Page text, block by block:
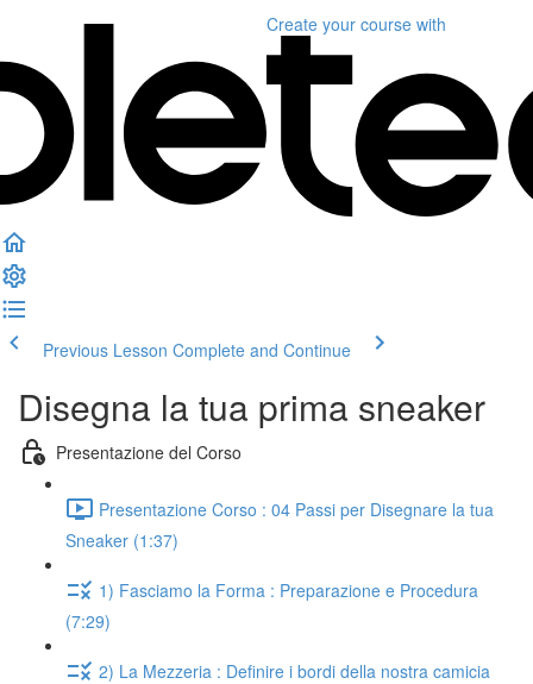
Create your course with
Previous Lesson Complete and Continue
Disegna la tua prima sneaker
Presentazione del Corso
Presentazione Corso : 04 Passi per Disegnare la tua
Sneaker (1:37)
1) Fasciamo la Forma : Preparazione e Procedura
(7:29)
2) La Mezzeria : Definire i bordi della nostra camicia